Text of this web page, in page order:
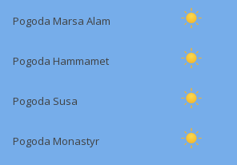
Pogoda Marsa Alam
Pogoda Hammamet
Pogoda Susa
Pogoda Monastyr